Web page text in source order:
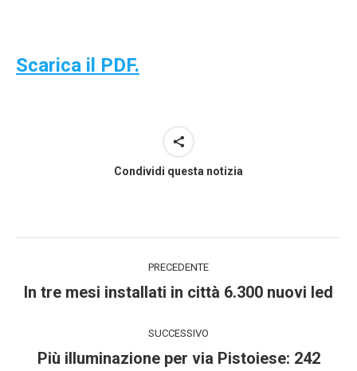
Scarica il PDF.
Condividi questa notizia
di
navigazione
PRECEDENTE
Stile
In tre mesi installati in città 6.300 nuovi led
SUCCESSIVO
Più illuminazione per via Pistoiese: 242